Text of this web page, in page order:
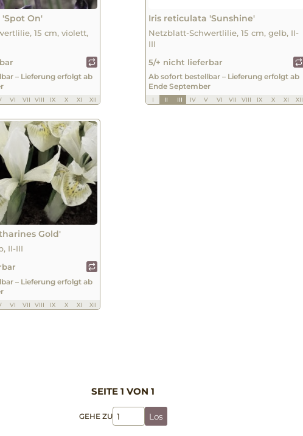
On'
15 cm, violett,
– Lieferung erfolgt ab
VI VII VIII IX X XI XII
Iris reticulata 'Sunshine'
Netzblatt-Schwertlilie, 15 cm, gelb, II-
III
5/+ nicht lieferbar
Ab sofort bestellbar – Lieferung erfolgt ab
Ende September
I II III IV V VI VII VIII IX X XI XII
Gold'
II-III
– Lieferung erfolgt ab
VI VII VIII IX X XI XII
SEITE 1 VON 1
GEHE ZU Los